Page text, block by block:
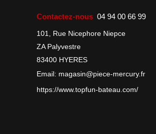
Contactez-nous 04 94 00 66 99
101, Rue Nicephore Niepce
ZA Palyvestre
83400 HYERES
Email: magasin@piece-mercury.fr
https://www.topfun-bateau.com/